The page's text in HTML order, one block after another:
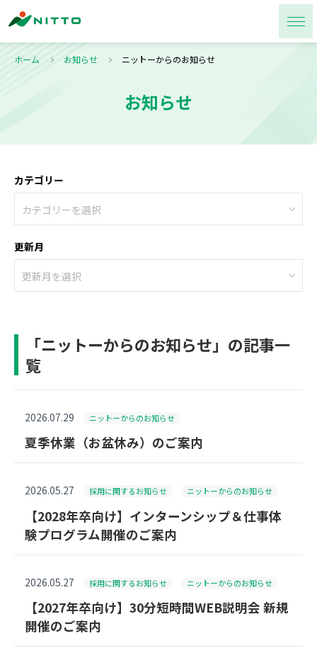
ホーム お知らせ ニットーからのお知らせ
お知らせ
カテゴリー
更新月
「ニットーからのお知らせ」の記事一
覧
夏季休業（お盆休み）のご案内
2026.07.29 ニットーからのお知らせ
【2028年卒向け】インターンシップ＆仕事体
験プログラム開催のご案内
2026.05.27 採用に関するお知らせ ニットーからのお知らせ
【2027年卒向け】30分短時間WEB説明会 新規
開催のご案内
2026.05.27 採用に関するお知らせ ニットーからのお知らせ